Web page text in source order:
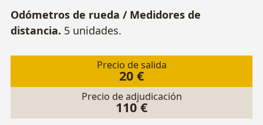
Odómetros de rueda / Medidores de
distancia. 5 unidades.
Precio de salida
20 €
Precio de adjudicación
110 €